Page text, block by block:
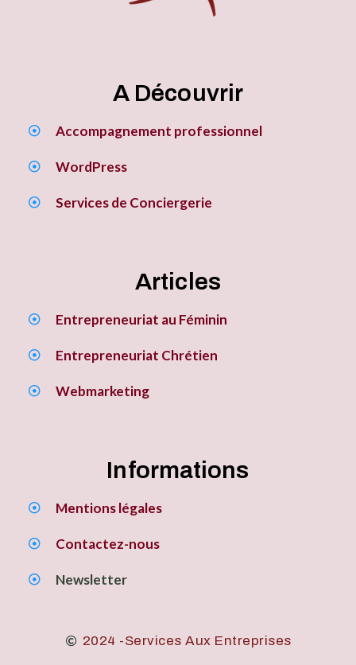
A Découvrir
Accompagnement professionnel
WordPress
Services de Conciergerie
Articles
Entrepreneuriat au Féminin
Entrepreneuriat Chrétien
Webmarketing
Informations
Mentions légales
Contactez-nous
Newsletter
2024 -Services Aux Entreprises